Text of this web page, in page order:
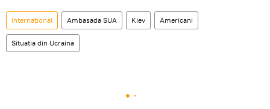
Internaţional Ambasada SUA Kiev Americani
Situatia din Ucraina